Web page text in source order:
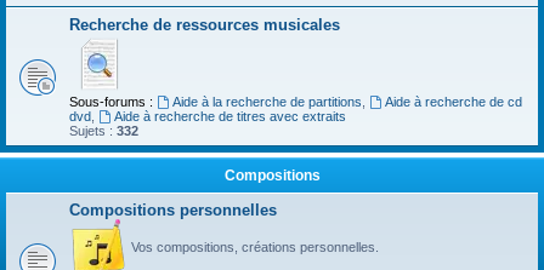
Recherche de ressources musicales
Sous-forums : Aide à la recherche de partitions
Aide à recherche de cd
dvd
Aide à recherche de titres avec extraits
Sujets : 332
Compositions
Compositions personnelles
Vos compositions, créations personnelles.